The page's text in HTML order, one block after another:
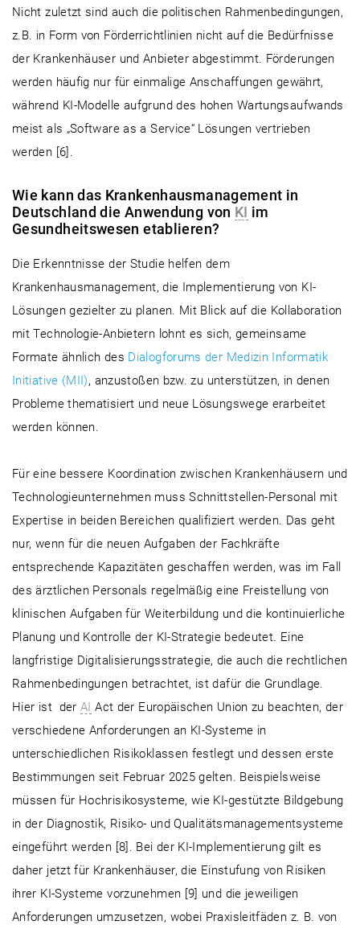
Nicht zuletzt sind auch die politischen Rahmenbedingungen,
z.B. in Form von Förderrichtlinien nicht auf die Bedürfnisse
der Krankenhäuser und Anbieter abgestimmt. Förderungen
werden häufig nur für einmalige Anschaffungen gewährt,
während KI-Modelle aufgrund des hohen Wartungsaufwands
meist als „Software as a Service“ Lösungen vertrieben
werden [6].
Wie kann das Krankenhausmanagement in
Deutschland die Anwendung von KI im
Gesundheitswesen etablieren?
Die Erkenntnisse der Studie helfen dem
Krankenhausmanagement, die Implementierung von KI-
Lösungen gezielter zu planen. Mit Blick auf die Kollaboration
mit Technologie-Anbietern lohnt es sich, gemeinsame
Formate ähnlich des Dialogforums der Medizin Informatik
Initiative (MII), anzustoßen bzw. zu unterstützen, in denen
Probleme thematisiert und neue Lösungswege erarbeitet
werden können.
Für eine bessere Koordination zwischen Krankenhäusern und
Technologieunternehmen muss Schnittstellen-Personal mit
Expertise in beiden Bereichen qualifiziert werden. Das geht
nur, wenn für die neuen Aufgaben der Fachkräfte
entsprechende Kapazitäten geschaffen werden, was im Fall
des ärztlichen Personals regelmäßig eine Freistellung von
klinischen Aufgaben für Weiterbildung und die kontinuierliche
Planung und Kontrolle der KI-Strategie bedeutet. Eine
langfristige Digitalisierungsstrategie, die auch die rechtlichen
Rahmenbedingungen betrachtet, ist dafür die Grundlage.
Hier ist derAI Act der Europäischen Union zu beachten, der
verschiedene Anforderungen an KI-Systeme in
unterschiedlichen Risikoklassen festlegt und dessen erste
Bestimmungen seit Februar 2025 gelten. Beispielsweise
müssen für Hochrisikosysteme, wie KI-gestützte Bildgebung
in der Diagnostik, Risiko- und Qualitätsmanagementsysteme
eingeführt werden [8]. Bei der KI-Implementierung gilt es
daher jetzt für Krankenhäuser, die Einstufung von Risiken
ihrer KI-Systeme vorzunehmen [9] und die jeweiligen
Anforderungen umzusetzen, wobei Praxisleitfäden z. B. von